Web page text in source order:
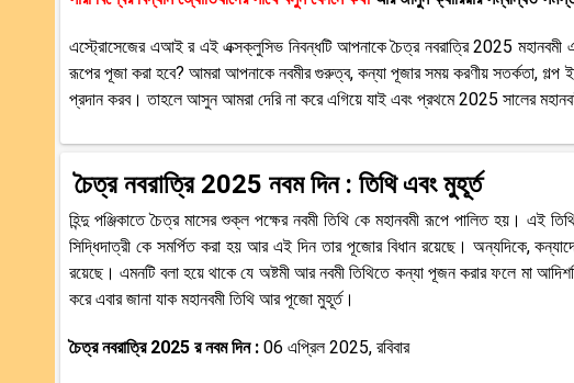
এস্ট্রোসেজের এআই র এই এক্সক্লুসিভ নিবন্ধটি আপনাকে চৈত্র নবরাত্রি 2025 মহানবমী
রূপের পূজা করা হবে? আমরা আপনাকে নবমীর গুরুত্ব, কন্যা পূজার সময় করণীয় সতর্কতা, গল্প
প্রদান করব। তাহলে আসুন আমরা দেরি না করে এগিয়ে যাই এবং প্রথমে 2025 সালের
চৈত্র নবরাত্রি 2025 নবম দিন : তিথি এবং মুহূর্ত
হিন্দু পঞ্জিকাতে চৈত্র মাসের শুক্ল পক্ষের নবমী তিথি কে মহানবমী রূপে পালিত হয়। এই
সিদ্ধিদাত্রী কে সমর্পিত করা হয় আর এই দিন তার পূজোর বিধান রয়েছে। অন্যদিকে,
রয়েছে। এমনটি বলা হয়ে থাকে যে অষ্টমী আর নবমী তিথিতে কন্যা পূজন করার ফলে মা
করে এবার জানা যাক মহানবমী তিথি আর পূজো মুহূর্ত।
চৈত্র নবরাত্রি 2025 র নবম দিন : 06 এপ্রিল 2025, রবিবার